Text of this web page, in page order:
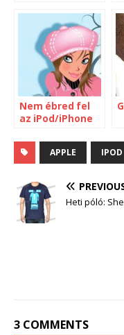
Nem ébred fel
az iPod/iPhone
APPLE IPOD
Heti póló:
3 COMMENTS